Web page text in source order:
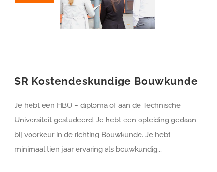
SR Kostendeskundige Bouwkunde
Je hebt een HBO – diploma of aan de Technische
Universiteit gestudeerd. Je hebt een opleiding gedaan
bij voorkeur in de richting Bouwkunde. Je hebt
minimaal tien jaar ervaring als bouwkundig...